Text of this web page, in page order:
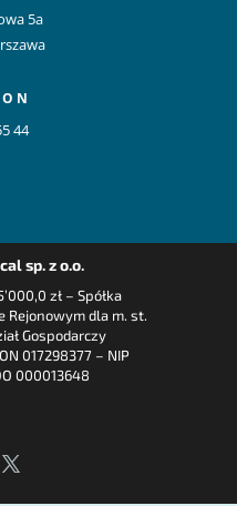
5a
44
sp. z o.o.
zł – Spółka
Rejonowym dla m. st.
Gospodarczy
017298377 – NIP
000013648